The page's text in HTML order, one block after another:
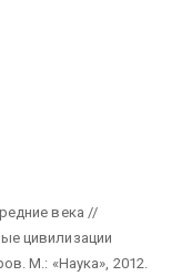
века //
цивилизации
М.: «Наука», 2012.